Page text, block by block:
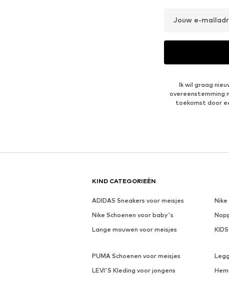
Jouw e-
Ik wil graag
overeenstemming
toekomst door
KIND CATEGORIEËN
ADIDAS Sneakers voor meisjes
Nike Schoenen voor baby's
Lange mouwen voor meisjes
PUMA Schoenen voor meisjes
LEVI'S Kleding voor jongens